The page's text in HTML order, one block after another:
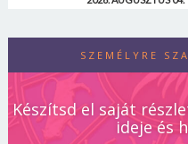
SZEMÉLYRE
Készítsd el saját
ideje és